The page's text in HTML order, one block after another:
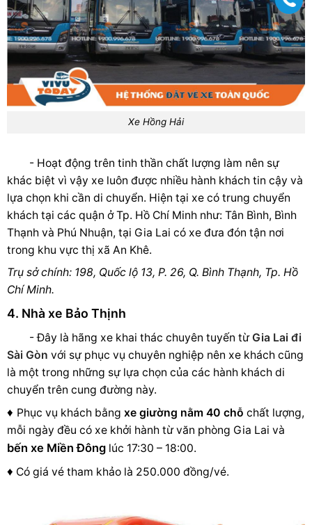
Xe Hồng Hải
- Hoạt động trên tinh thần chất lượng làm nên sự
khác biệt vì vậy xe luôn được nhiều hành khách tin cậy và
lựa chọn khi cần di chuyển. Hiện tại xe có trung chuyển
khách tại các quận ở Tp. Hồ Chí Minh như: Tân Bình, Bình
Thạnh và Phú Nhuận, tại Gia Lai có xe đưa đón tận nơi
trong khu vực thị xã An Khê.
Trụ sở chính: 198, Quốc lộ 13, P. 26, Q. Bình Thạnh, Tp. Hồ
Chí Minh.
4. Nhà xe Bảo Thịnh
- Đây là hãng xe khai thác chuyên tuyến từ Gia Lai đi
Sài Gòn với sự phục vụ chuyên nghiệp nên xe khách cũng
là một trong những sự lựa chọn của các hành khách di
chuyển trên cung đường này.
♦ Phục vụ khách bằng xe giường nằm 40 chỗ chất lượng,
mỗi ngày đều có xe khởi hành từ văn phòng Gia Lai và
bến xe Miền Đông lúc 17:30 – 18:00.
♦ Có giá vé tham khảo là 250.000 đồng/vé.